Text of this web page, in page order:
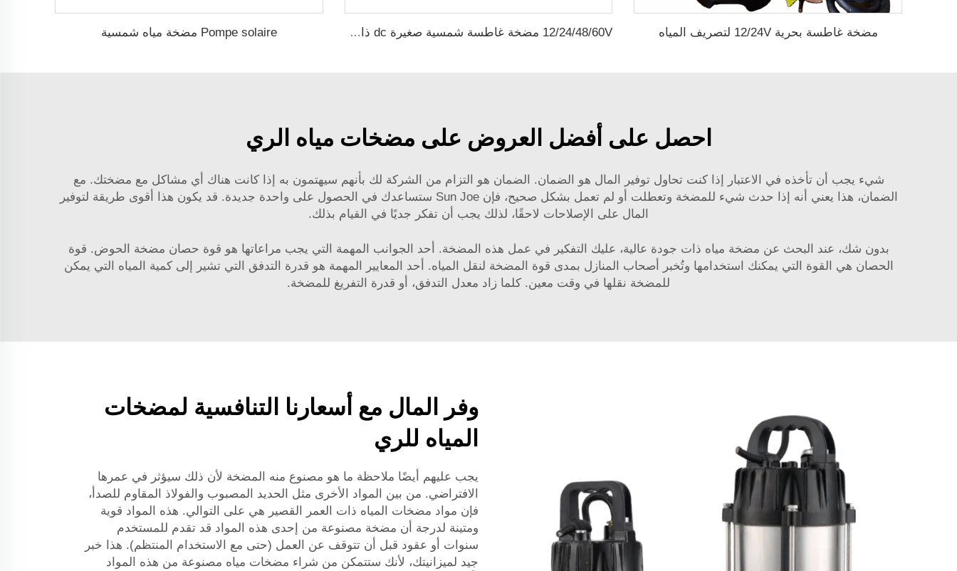
مضخة غاطسة بحرية 12/24V لتصريف المياه 12/24/48/60V مضخة غاطسة شمسية صغيرة dc ذات فرشاة Pompe solaire مضخة مياه شمسية
احصل على أفضل العروض على مضخات مياه الري
شيء يجب أن تأخذه في الاعتبار إذا كنت تحاول توفير المال هو الضمان. الضمان هو التزام من الشركة لك بأنهم سيهتمون به إذا كانت هناك أي مشاكل مع مضختك. مع
الضمان، هذا يعني أنه إذا حدث شيء للمضخة وتعطلت أو لم تعمل بشكل صحيح، فإن Sun Joe ستساعدك في الحصول على واحدة جديدة. قد يكون هذا أقوى طريقة لتوفير
المال على الإصلاحات لاحقًا، لذلك يجب أن تفكر جديًا في القيام بذلك.
بدون شك، عند البحث عن مضخة مياه ذات جودة عالية، عليك التفكير في عمل هذه المضخة. أحد الجوانب المهمة التي يجب مراعاتها هو قوة حصان مضخة الحوض. قوة
الحصان هي القوة التي يمكنك استخدامها وتُخبر أصحاب المنازل بمدى قوة المضخة لنقل المياه. أحد المعايير المهمة هو قدرة التدفق التي تشير إلى كمية المياه التي يمكن
للمضخة نقلها في وقت معين. كلما زاد معدل التدفق، أو قدرة التفريغ للمضخة.
وفر المال مع أسعارنا التنافسية لمضخات
المياه للري
يجب عليهم أيضًا ملاحظة ما هو مصنوع منه المضخة لأن ذلك سيؤثر في عمرها
الافتراضي. من بين المواد الأخرى مثل الحديد المصبوب والفولاذ المقاوم للصدأ،
فإن مواد مضخات المياه ذات العمر القصير هي على التوالي. هذه المواد قوية
ومتينة لدرجة أن مضخة مصنوعة من إحدى هذه المواد قد تقدم للمستخدم
سنوات أو عقود قبل أن تتوقف عن العمل (حتى مع الاستخدام المنتظم). هذا خبر
جيد لميزانيتك، لأنك ستتمكن من شراء مضخات مياه مصنوعة من هذه المواد